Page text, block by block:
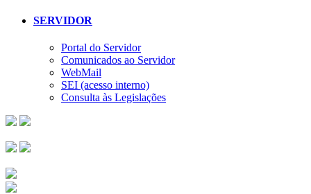
SERVIDOR
Portal do Servidor
Comunicados ao Servidor
WebMail
SEI (acesso interno)
Consulta às Legislações